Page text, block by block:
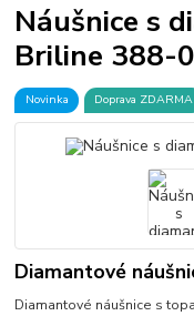
Náušnice s
Briline 388-
Novinka Doprava ZDARMA
Diamantové
Diamantové náušnice s